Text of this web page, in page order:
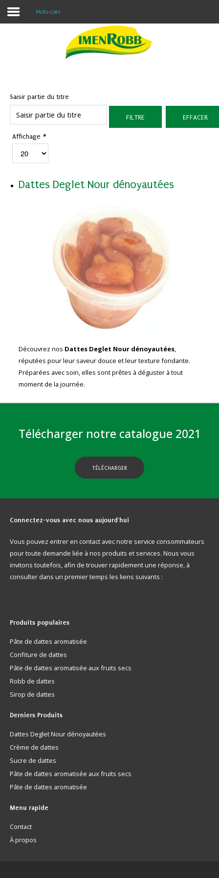
Contacter Nous
Blog
Mots-clés
Saisir partie du titre
FILTRE EFFACER
Affichage #
Dattes Deglet Nour dénoyautées
Découvrez nos Dattes Deglet Nour dénoyautées,
réputées pour leur saveur douce et leur texture fondante.
Préparées avec soin, elles sont prêtes à déguster à tout
moment de la journée.
Télécharger notre catalogue 2021
TÉLÉCHARGER
Connectez-vous avec nous aujourd'hui
Vous pouvez entrer en contact avec notre service consommateurs
pour toute demande liée à nos produits et services. Nous vous
invitons toutefois, afin de trouver rapidement une réponse, à
consulter dans un premier temps les liens suivants :
Produits populaires
Pâte de dattes aromatisée
Confiture de dattes
Pâte de dattes aromatisée aux fruits secs
Robb de dattes
Sirop de dattes
Derniers Produits
Dattes Deglet Nour dénoyautées
Crème de dattes
Sucre de dattes
Pâte de dattes aromatisée aux fruits secs
Pâte de dattes aromatisée
Menu rapide
Contact
À propos